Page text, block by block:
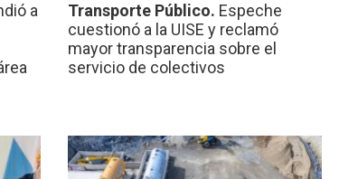
a
Transporte Público. Espeche
cuestionó a la UISE y reclamó
mayor transparencia sobre el
servicio de colectivos